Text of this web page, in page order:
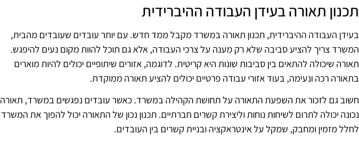
תכנון תאורה בעידן העבודה ההיברידית
בעידן העבודה ההיברידית, תכנון תאורה במשרד מקבל ממד חדש. עם יותר עובדים שעובדים מהבית,
המשרד צריך להציע סביבה שלא רק מענה על צרכי העבודה, אלא גם תוכל להוות מקום נעים להיפגש.
תאורה שיכולה להתאים בין סביבות שונות היא קריטית. לדוגמה, אזורים שיתופיים יכולים להיות מוארים
בתאורה רכה ונעימה, בעוד אזורי עבודה פרטיים יכולים להציע תאורה ממוקדת.
חשוב גם לזכור את השפעת התאורה על תחושת הקהילה במשרד. כאשר עובדים נפגשים במשרד, תאורה
נכונה יכולה לתרום לשיחות נוחות וליצירת קשרים חברתיים. תכנון נכון של התאורה יכול להפוך את המשרד
לחלל מזמין ומחבק, שמקל על אינטראקציה ובניית קשרים בין העובדים.